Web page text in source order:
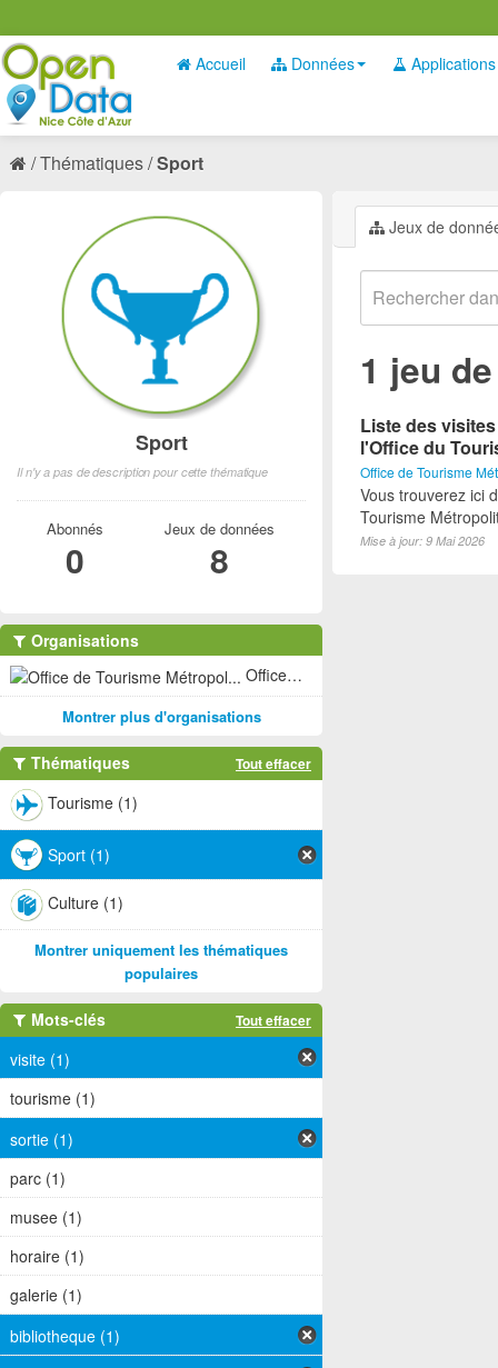
Accueil Données Applications
Thématiques Sport
Jeux de
1 jeu
Liste des
l'Office du
Office de Tourisme
Vous trouverez ici
Tourisme
Mise à jour: 9 Mai 2026
Sport
Il n'y a pas de description pour cette thématique
Abonnés
0
Jeux de données
8
Organisations
Office de Tourisme Métropol... (1)
Montrer plus d'organisations
Thématiques Tout effacer
Tourisme (1)
Sport (1)
Culture (1)
Montrer uniquement les thématiques
populaires
Mots-clés Tout effacer
visite (1)
tourisme (1)
sortie (1)
parc (1)
musee (1)
horaire (1)
galerie (1)
bibliotheque (1)